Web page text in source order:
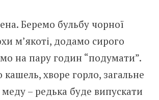
Беремо бульбу чорної
м’якоті, додамо сирого
на пару годин “подумати”.
хворе горло, загальне
– редька буде випускати